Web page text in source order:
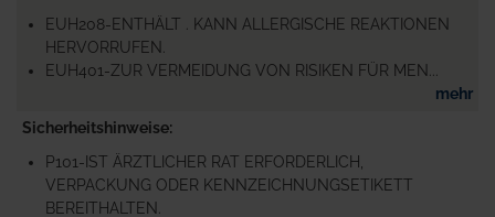
EUH208-ENTHÄLT . KANN ALLERGISCHE REAKTIONEN
HERVORRUFEN.
EUH401-ZUR VERMEIDUNG VON RISIKEN FÜR MEN...
mehr
Sicherheitshinweise
P101-IST ÄRZTLICHER RAT ERFORDERLICH,
VERPACKUNG ODER KENNZEICHNUNGSETIKETT
BEREITHALTEN.